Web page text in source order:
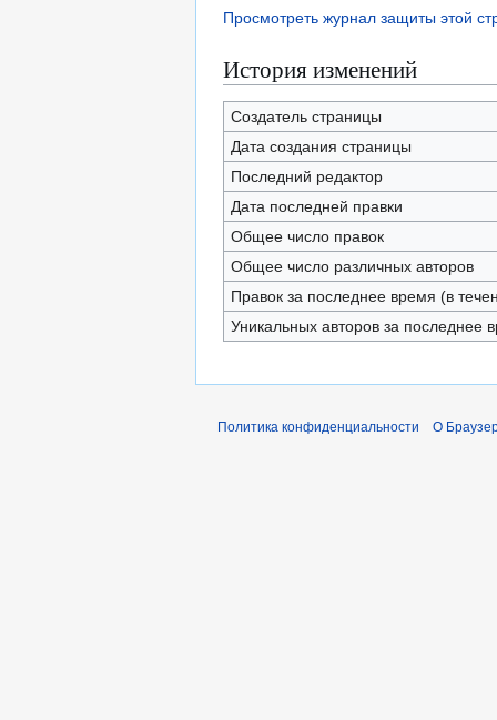
Просмотреть журнал защиты этой
История изменений
Создатель страницы
Дата создания страницы
Последний редактор
Дата последней правки
Общее число правок
Общее число различных авторов
Правок за последнее время (в
Уникальных авторов за последнее
Политика конфиденциальности О